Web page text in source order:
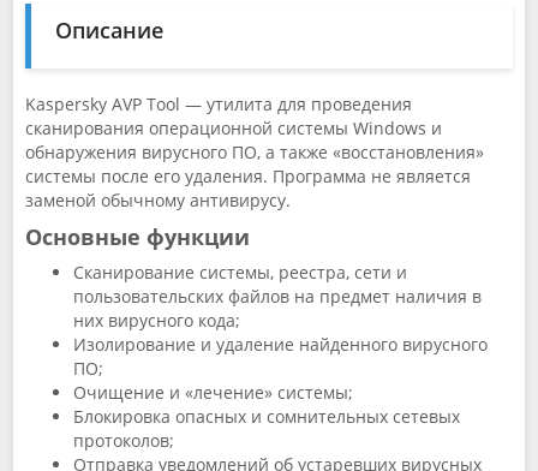
Описание
Kaspersky AVP Tool — утилита для проведения
сканирования операционной системы Windows и
обнаружения вирусного ПО, а также «восстановления»
системы после его удаления. Программа не является
заменой обычному антивирусу.
Основные функции
Сканирование системы, реестра, сети и
пользовательских файлов на предмет наличия в
них вирусного кода;
Изолирование и удаление найденного вирусного
ПО;
Очищение и «лечение» системы;
Блокировка опасных и сомнительных сетевых
протоколов;
Отправка уведомлений об устаревших вирусных